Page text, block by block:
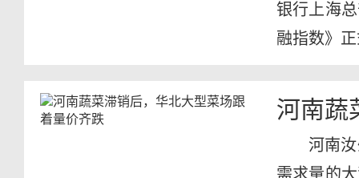
银行上海
融指数》
河南蔬
河南
需求量的